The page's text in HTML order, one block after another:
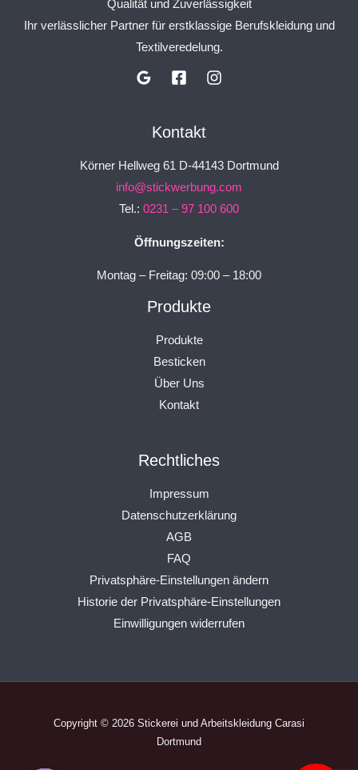
Qualität und Zuverlässigkeit
Ihr verlässlicher Partner für erstklassige Berufskleidung und
Textilveredelung.
Kontakt
Körner Hellweg 61 D-44143 Dortmund
info@stickwerbung.com
Tel.: 0231 – 97 100 600
Öffnungszeiten:
Montag – Freitag: 09:00 – 18:00
Produkte
Produkte
Besticken
Über Uns
Kontakt
Rechtliches
Impressum
Datenschutzerklärung
AGB
FAQ
Privatsphäre-Einstellungen ändern
Historie der Privatsphäre-Einstellungen
Einwilligungen widerrufen
Copyright © 2026 Stickerei und Arbeitskleidung Carasi
Dortmund